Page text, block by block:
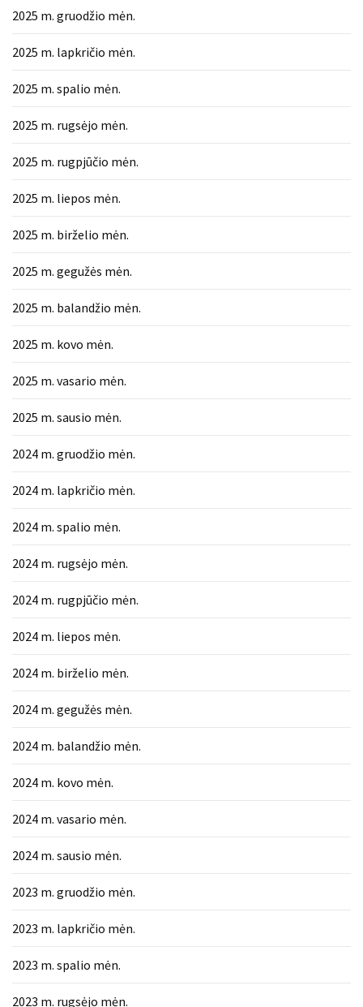
tikrųjų
pristatymas?
USED
CATEGORIES
(96)
Prekės
(70)
Namai
(28)
Verslas
(19)
Auto
(12)
Ekologija
2025 m. gruodžio mėn.
2025 m. lapkričio mėn.
2025 m. spalio mėn.
2025 m. rugsėjo mėn.
2025 m. rugpjūčio mėn.
2025 m. liepos mėn.
2025 m. birželio mėn.
2025 m. gegužės mėn.
2025 m. balandžio mėn.
2025 m. kovo mėn.
2025 m. vasario mėn.
2025 m. sausio mėn.
2024 m. gruodžio mėn.
2024 m. lapkričio mėn.
2024 m. spalio mėn.
2024 m. rugsėjo mėn.
2024 m. rugpjūčio mėn.
2024 m. liepos mėn.
2024 m. birželio mėn.
2024 m. gegužės mėn.
2024 m. balandžio mėn.
2024 m. kovo mėn.
2024 m. vasario mėn.
2024 m. sausio mėn.
2023 m. gruodžio mėn.
2023 m. lapkričio mėn.
2023 m. spalio mėn.
2023 m. rugsėjo mėn.